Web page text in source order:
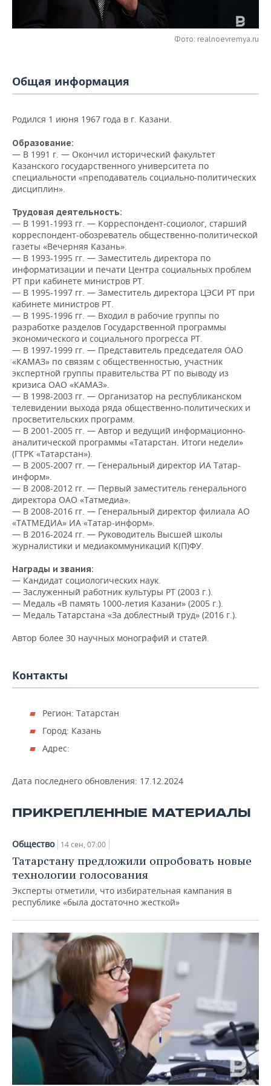
НЕФТЬ
ЭНЕРГЕТИКА
РОЗНИЧНАЯ ТОРГОВЛЯ
УСЛУГИ
НОВОСТИ ТЕХНОЛОГИЙ
МЕДИА
МЕРОПРИЯТИЯ
ВЫЕЗДНАЯ РЕДАКЦИЯ
ОТКРЫТАЯ ЛЕКЦИЯ
НОВОСТИ СПОРТА
БАСКЕТБОЛ
ВОЛЕЙБОЛ
КИБЕРСПОРТ
ФИГУРНОЕ КАТАНИЕ
ВОДНЫЕ ВИДЫ СПОРТА
ХОККЕЙ С МЯЧОМ
ОБЩЕСТВО
ИНФРАСТРУКТУРА
ИСТОРИЯ
КУЛЬТУРА
МЕДИЦИНА
ОБРАЗОВАНИЕ
ПРОИСШЕСТВИЯ
СПРАВОЧНИК
СПИСОК ПЕРСОН
СПИСОК КОМПАНИЙ
ПОЛНАЯ ВЕРСИЯ
Фото: realnoevremya.ru
Общая информация
Родился 1 июня 1967 года в г. Казани.
Образование:
— В 1991 г. — Окончил исторический факультет
Казанского государственного университета по
специальности «преподаватель социально-политических
дисциплин».
Трудовая деятельность:
— В 1991-1993 гг. — Корреспондент-социолог, старший
корреспондент-обозреватель общественно-политической
газеты «Вечерняя Казань».
— В 1993-1995 гг. — Заместитель директора по
информатизации и печати Центра социальных проблем
РТ при кабинете министров РТ.
— В 1995-1997 гг. — Заместитель директора ЦЭСИ РТ при
кабинете министров РТ.
— В 1995-1996 гг. — Входил в рабочие группы по
разработке разделов Государственной программы
экономического и социального прогресса РТ.
— В 1997-1999 гг. — Представитель председателя ОАО
«КАМАЗ» по связям с общественностью, участник
экспертной группы правительства РТ по выводу из
кризиса ОАО «КАМАЗ».
— В 1998-2003 гг. — Организатор на республиканском
телевидении выхода ряда общественно-политических и
просветительских программ.
— В 2001-2005 гг. — Автор и ведущий информационно-
аналитической программы «Татарстан. Итоги недели»
(ГТРК «Татарстан»).
— В 2005-2007 гг. — Генеральный директор ИА Татар-
информ».
— В 2008-2012 гг. — Первый заместитель генерального
директора ОАО «Татмедиа».
— В 2008-2016 гг. — Генеральный директор филиала АО
«ТАТМЕДИА» ИА «Татар-информ».
— В 2016-2024 гг. — Руководитель Высшей школы
журналистики и медиакоммуникаций К(П)ФУ.
Награды и звания:
— Кандидат социологических наук.
— Заслуженный работник культуры РТ (2003 г.).
— Медаль «В память 1000-летия Казани» (2005 г.).
— Медаль Татарстана «За доблестный труд» (2016 г.).
Автор более 30 научных монографий и статей.
Контакты
Регион: Татарстан
Город: Казань
Адрес:
Дата последнего обновления: 17.12.2024
ПРИКРЕПЛЕННЫЕ МАТЕРИАЛЫ
Общество 14 сен, 07:00
Татарстану предложили опробовать новые
технологии голосования
Эксперты отметили, что избирательная кампания в
республике «была достаточно жесткой»